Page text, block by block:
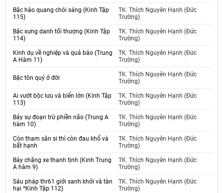
Bậc hào quang chói sáng (Kinh Tập
115)
TK. Thích Nguyên Hạnh (Đức
Trường)
Bậc xưng danh tối thượng (Kinh Tập
114)
TK. Thích Nguyên Hạnh (Đức
Trường)
Kinh dụ về nghiệp và quả báo (Trung
A Hàm 11)
TK. Thích Nguyên Hạnh (Đức
Trường)
Bậc tôn quý ở đời
TK. Thích Nguyên Hạnh (Đức
Trường)
Ai vướt bộc lưu và biển lớn (Kinh Tập
113)
TK. Thích Nguyên Hạnh (Đức
Trường)
Bảy sự đoạn trừ phiền não (Trung A
hàm 10)
TK. Thích Nguyên Hạnh (Đức
Trường)
Còn tham sân si thì còn đau khổ và
bất hạnh
TK. Thích Nguyên Hạnh (Đức
Trường)
Bảy chặng xe thanh tịnh (Kinh Trung
A hàm 9)
TK. Thích Nguyên Hạnh (Đức
Trường)
Sáu pháp thr61 giới sanh khởi và tàn
hại *Kinh Tập 112)
TK. Thích Nguyên Hạnh (Đức
Trường)